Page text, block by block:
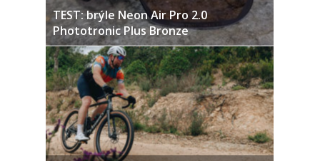
TEST: brýle Neon Air Pro 2.0
Phototronic Plus Bronze